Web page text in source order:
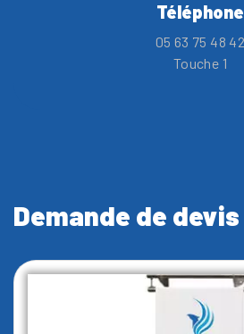
Téléphone
05 63 75 48 42
Touche 1
Demande de devis